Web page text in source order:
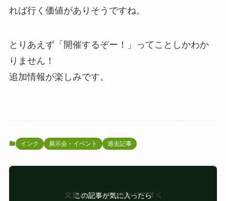
れば行く価値がありそうですね。
とりあえず「開催するぞー！」ってことしかわか
りません！
追加情報が楽しみです。
インク 展示会・イベント 過去記事
この記事が気に入ったら